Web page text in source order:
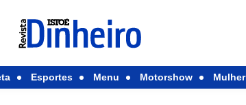
Esportes Menu Motorshow Mulher